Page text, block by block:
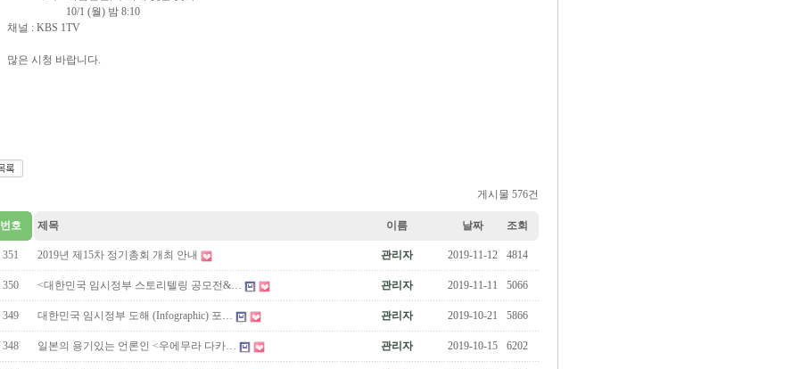
10/1 (월) 밤 8:10
채널 : KBS 1TV
많은 시청 바랍니다.
게시물 576건
번호 제목 이름 날짜 조회
351 2019년 제15차 정기총회 개최 안내 관리자 2019-11-12 4814
350 <대한민국 임시정부 스토리텔링 공모전&… 관리자 2019-11-11 5066
349 대한민국 임시정부 도해 (Infographic) 포… 관리자 2019-10-21 5866
348 일본의 용기있는 언론인 <우에무라 다카… 관리자 2019-10-15 6202